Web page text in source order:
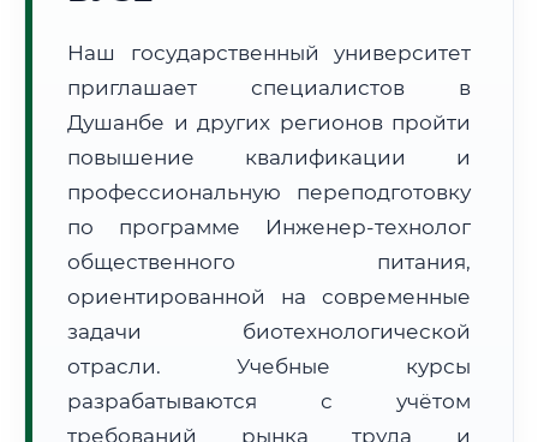
Почтовые индексы:
734000–734065
Часовой пояс:
UTC+5
Формат учебы:
Дистанционно
🗺️ Зона обслуживания: г. Душанбе
Расчет логистики оригиналов:
• Маршрут транзита:
• Экспресс-доставка СДЭК / Почтой:
3–5 рабочих дней
Наш государственный университет
приглашает специалистов в
Душанбе и других регионов пройти
повышение квалификации и
профессиональную переподготовку
по программе Инженер-технолог
общественного питания,
ориентированной на современные
задачи биотехнологической
отрасли. Учебные курсы
разрабатываются с учётом
требований рынка труда и